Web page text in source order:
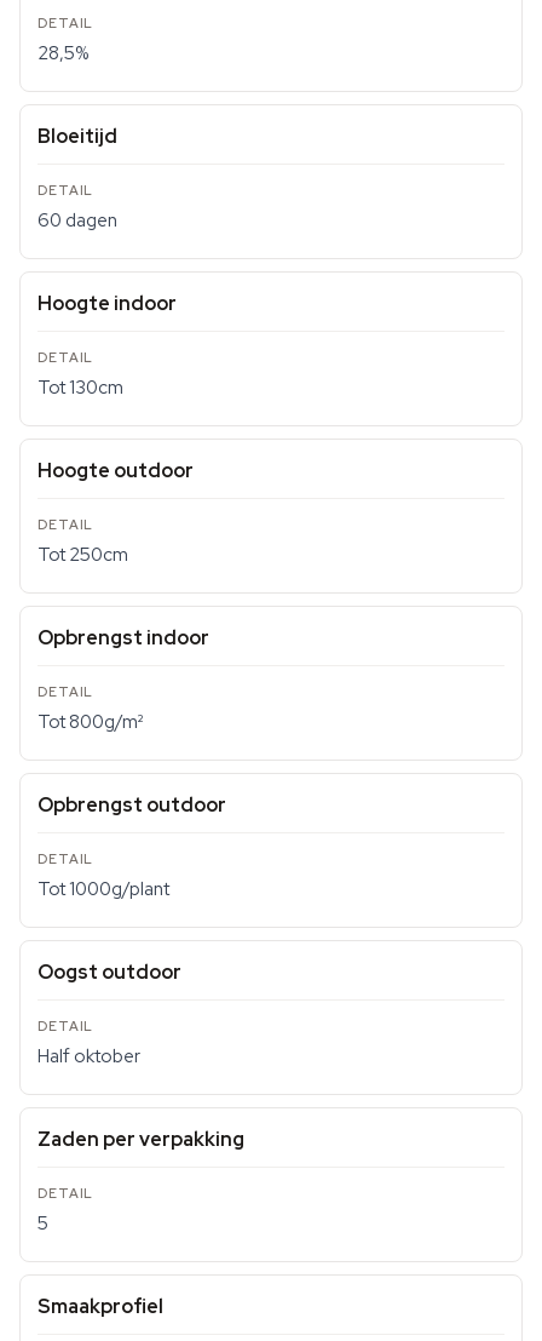
28,5%
Bloeitijd
60 dagen
Hoogte indoor
Tot 130cm
Hoogte outdoor
Tot 250cm
Opbrengst indoor
Tot 800g/m²
Opbrengst outdoor
Tot 1000g/plant
Oogst outdoor
Half oktober
Zaden per verpakking
5
Smaakprofiel